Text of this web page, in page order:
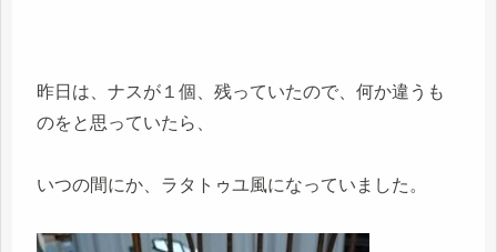
昨日は、ナスが１個、残っていたので、何か違うも
のをと思っていたら、
いつの間にか、ラタトゥユ風になっていました。